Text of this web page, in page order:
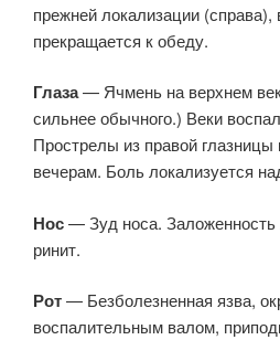
прежней локализации (справа),
прекращается к обеду.
Глаза— Ячмень на верхнем
сильнее обычного.) Веки
Прострелы из правой глазницы
вечерам. Боль локализуется
Нос— Зуд носа. Заложенность
ринит.
Рот— Безболезненная язва,
воспалительным валом,